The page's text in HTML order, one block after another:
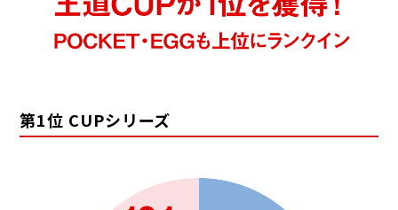
第1位 CUPシリーズ